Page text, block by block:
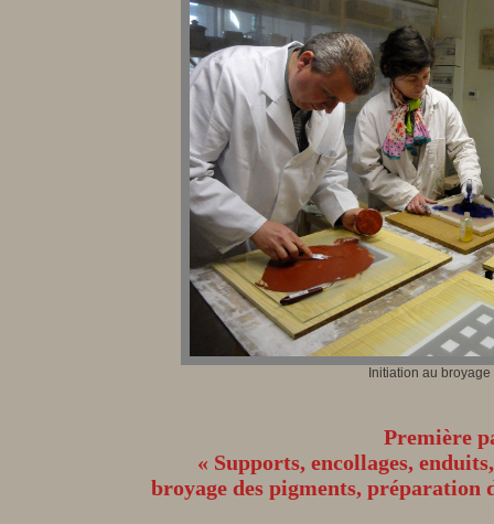
Initiation au
Première
« Supports, encollages,
broyage des pigments, préparation